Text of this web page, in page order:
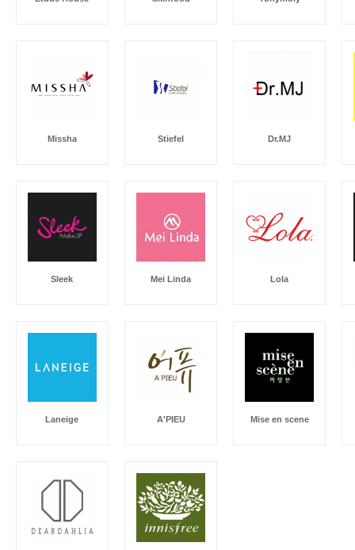
Missha Stiefel Dr.MJ
Sleek Mei Linda Lola
Laneige A'PIEU Mise en scene